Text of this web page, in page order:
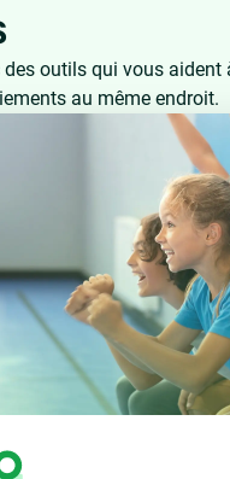
outils qui vous aident
au même endroit.